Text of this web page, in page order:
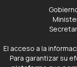
El acceso a la
Para garantizar su